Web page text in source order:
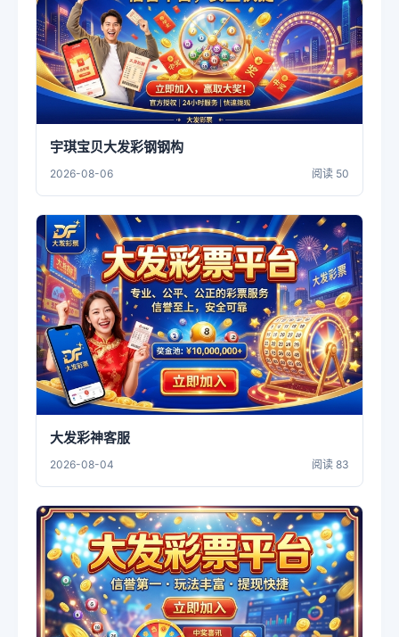
宇琪宝贝大发彩钢钢构
2026-08-06 阅读 50
大发彩神客服
2026-08-04 阅读 83